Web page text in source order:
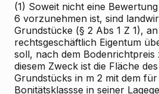
(1) Soweit nicht eine
6 vorzunehmen ist, sind
Grundstücke (§ 2 Abs 1 Z 1),
rechtsgeschäftlich Eigentum
soll, nach dem
diesem Zweck ist die Fläche
Grundstücks in m 2 mit dem für
Bonitätsklassse in seiner